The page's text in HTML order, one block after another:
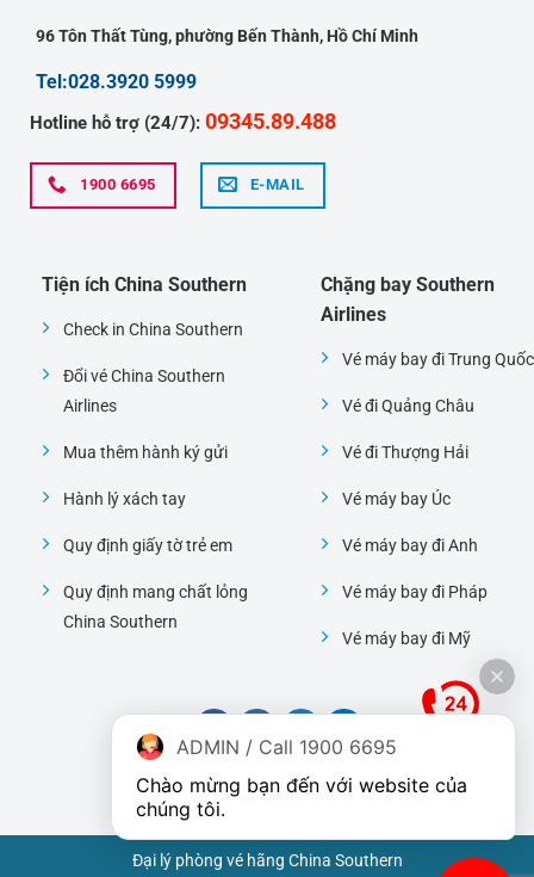
96 Tôn Thất Tùng, phường Bến Thành, Hồ Chí Minh
Tel:028.3920 5999
Hotline hỗ trợ (24/7): 09345.89.488
1900 6695 E-MAIL
Tiện ích China Southern
Check in China Southern
Đổi vé China Southern
Airlines
Mua thêm hành ký gửi
Hành lý xách tay
Quy định giấy tờ trẻ em
Quy định mang chất lỏng
China Southern
Chặng bay Southern
Airlines
Vé máy bay đi Trung Quốc
Vé đi Quảng Châu
Vé đi Thượng Hải
Vé máy bay Úc
Vé máy bay đi Anh
Vé máy bay đi Pháp
Vé máy bay đi Mỹ
Đại lý phòng vé hãng China Southern
ADMIN / Call 1900 6695
Chào mừng bạn đến với website của
chúng tôi.